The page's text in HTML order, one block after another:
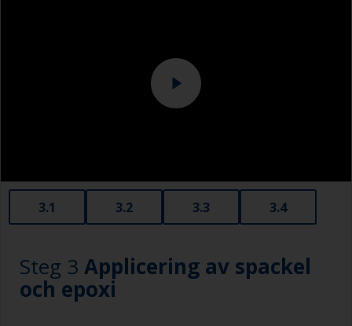
3.1 3.2 3.3 3.4
Steg 3 Applicering av spackel
och epoxi